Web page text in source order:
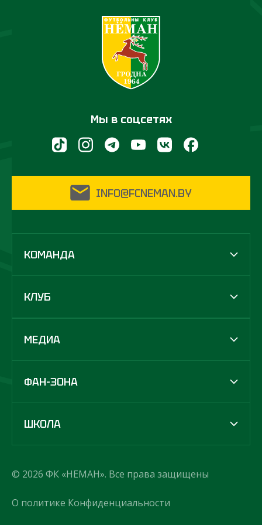
Мы в соцсетях
INFO@FCNEMAN.BY
КОМАНДА
КЛУБ
МЕДИА
ФАН-ЗОНА
ШКОЛА
© 2026 ФК «НЕМАН». Все права защищены
О политике Конфиденциальности